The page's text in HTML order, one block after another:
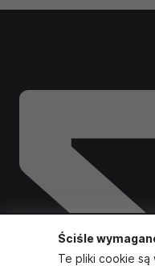
Ściśle
Te pliki cookie są